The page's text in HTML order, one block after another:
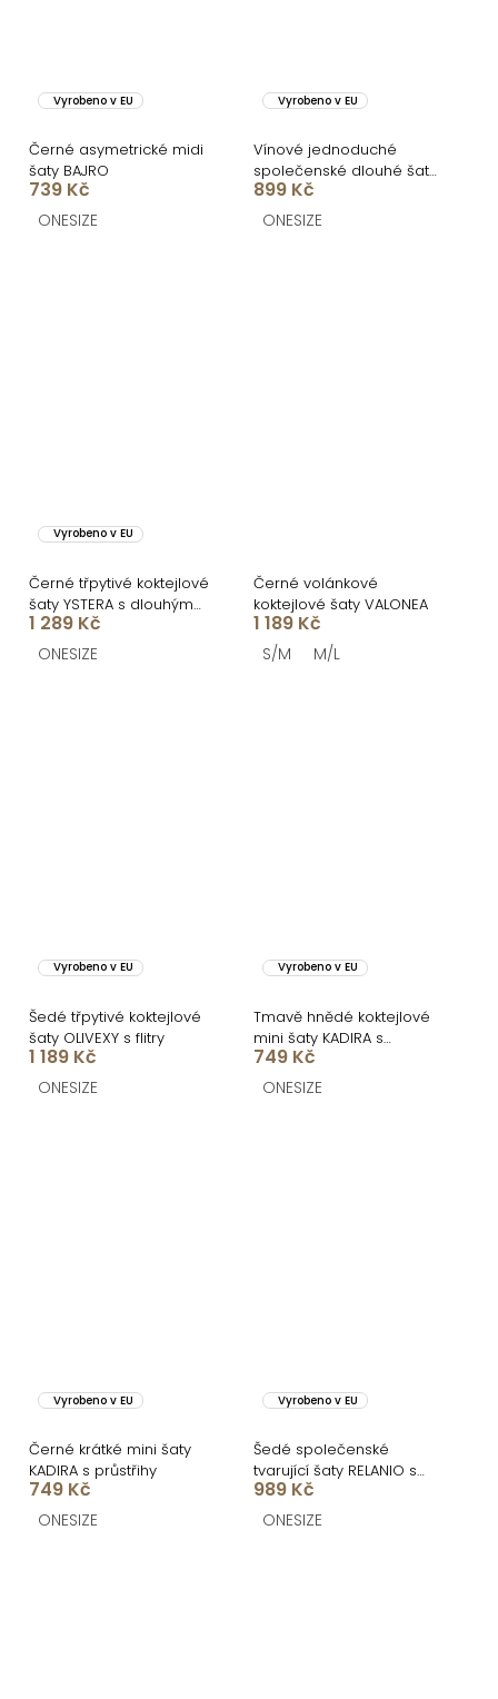
Vyrobeno v EU
Černé asymetrické midi
šaty BAJRO
739 Kč
ONESIZE
Vyrobeno v EU
Vínové jednoduché
společenské dlouhé šaty
MORIEL
899 Kč
ONESIZE
Vyrobeno v EU
Černé třpytivé koktejlové
šaty YSTERA s dlouhým
rukávem
1 289 Kč
ONESIZE
Černé volánkové
koktejlové šaty VALONEA
1 189 Kč
S/M M/L
Vyrobeno v EU
Šedé třpytivé koktejlové
šaty OLIVEXY s flitry
1 189 Kč
ONESIZE
Vyrobeno v EU
Tmavě hnědé koktejlové
mini šaty KADIRA s
průstřihy
749 Kč
ONESIZE
Vyrobeno v EU
Černé krátké mini šaty
KADIRA s průstřihy
749 Kč
ONESIZE
Vyrobeno v EU
Šedé společenské
tvarující šaty RELANIO s
průstřihy
989 Kč
ONESIZE